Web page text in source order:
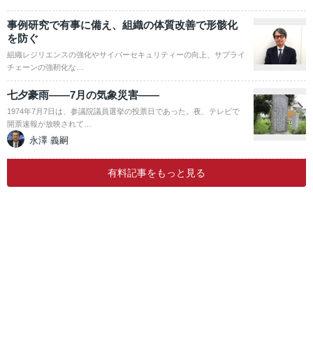
事例研究で有事に備え、組織の体質改善で形骸化
を防ぐ
組織レジリエンスの強化やサイバーセキュリティーの向上、サプライ
チェーンの強靭化な…
七夕豪雨――7月の気象災害――
1974年7月7日は、参議院議員選挙の投票日であった。夜、テレビで
開票速報が放映されて…
永澤 義嗣
有料記事をもっと見る